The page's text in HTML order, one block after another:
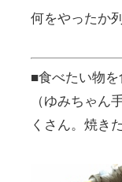
何をやったか
■食べたい物を
（ゆみちゃん
くさん。焼き